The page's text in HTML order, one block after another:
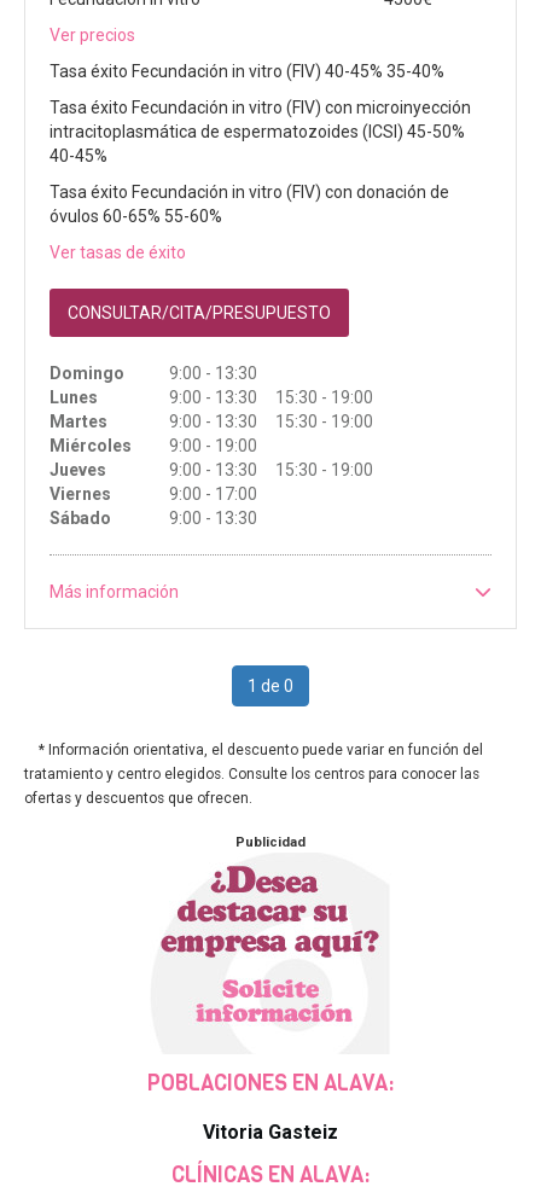
Ver precios
Tasa éxito Fecundación in vitro (FIV) 40-45% 35-40%
Tasa éxito Fecundación in vitro (FIV) con microinyección
intracitoplasmática de espermatozoides (ICSI) 45-50%
40-45%
Tasa éxito Fecundación in vitro (FIV) con donación de
óvulos 60-65% 55-60%
Ver tasas de éxito
CONSULTAR/CITA/PRESUPUESTO
Domingo
9:00 - 13:30
Lunes
9:00 - 13:30 15:30 - 19:00
Martes
9:00 - 13:30 15:30 - 19:00
Miércoles
9:00 - 19:00
Jueves
9:00 - 13:30 15:30 - 19:00
Viernes
9:00 - 17:00
Sábado
9:00 - 13:30
Más información
1 de 0
* Información orientativa, el descuento puede variar en función del
tratamiento y centro elegidos. Consulte los centros para conocer las
ofertas y descuentos que ofrecen.
Publicidad
POBLACIONES EN ALAVA:
Vitoria Gasteiz
CLÍNICAS EN ALAVA: